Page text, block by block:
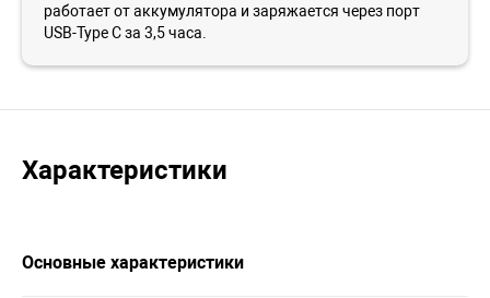
работает от аккумулятора и заряжается через порт
USB-Type C за 3,5 часа.
Характеристики
Основные характеристики